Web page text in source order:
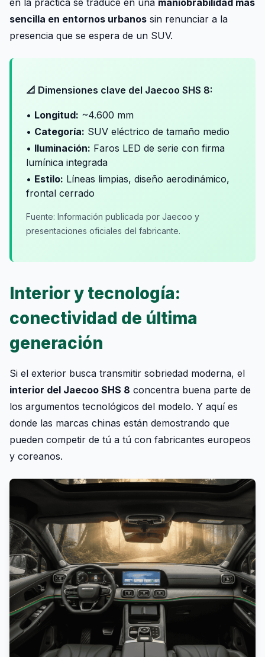
sencilla en entornos urbanos sin renunciar a la
presencia que se espera de un SUV.
📐 Dimensiones clave del Jaecoo SHS 8:
• Longitud: ~4.600 mm
• Categoría: SUV eléctrico de tamaño medio
• Iluminación: Faros LED de serie con firma
lumínica integrada
• Estilo: Líneas limpias, diseño aerodinámico,
frontal cerrado
Fuente: Información publicada por Jaecoo y
presentaciones oficiales del fabricante.
Interior y tecnología:
conectividad de última
generación
Si el exterior busca transmitir sobriedad moderna, el
interior del Jaecoo SHS 8 concentra buena parte de
los argumentos tecnológicos del modelo. Y aquí es
donde las marcas chinas están demostrando que
pueden competir de tú a tú con fabricantes europeos
y coreanos.